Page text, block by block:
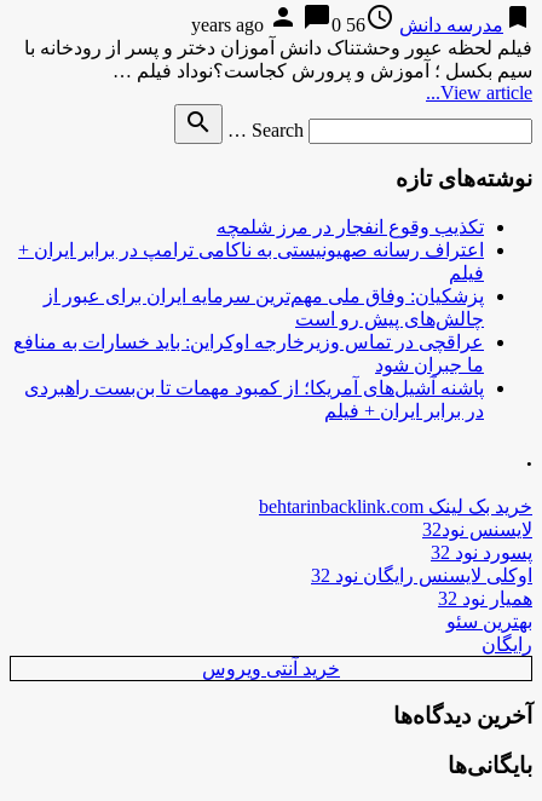
bookmark مدرسه دانش access_time
56 years ago
person chat_bubble0
فیلم لحظه عبور وحشتناک دانش آموزان دختر و پسر از رودخانه با
سیم بکسل ؛ آموزش و پرورش کجاست؟نوداد فیلم …
View article...
Search …
search
نوشته‌های تازه
تکذیب وقوع انفجار در مرز شلمچه
اعتراف رسانه صهیونیستی به ناکامی ترامپ در برابر ایران +
فیلم
پزشکیان: وفاق ملی مهم‌ترین سرمایه ایران برای عبور از
چالش‌های پیش رو است
عراقچی در تماس وزیرخارجه اوکراین: باید خسارات به منافع
ما جبران شود
پاشنه آشیل‌های آمریکا؛ از کمبود مهمات تا بن‌بست راهبردی
در برابر ایران + فیلم
.
خرید بک لینک behtarinbacklink.com
لایسنس نود32
پسورد نود 32
اوکلی لایسنس رایگان نود 32
همیار نود 32
بهترین سئو
رایگان
خرید آنتی ویروس
آخرین دیدگاه‌ها
بایگانی‌ها